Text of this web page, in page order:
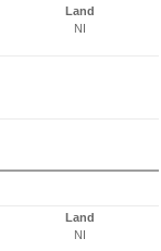
Land
NI
Land
NI